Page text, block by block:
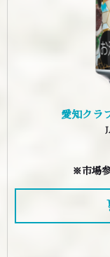
愛知クラ
※市場